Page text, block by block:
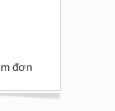
đơn